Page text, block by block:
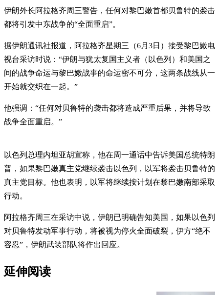
伊朗外长阿拉格齐周三警告，任何对黎巴嫩首都贝鲁特的袭击
都将引发中东战争的“全面重启”。
据伊朗通讯社报道，阿拉格齐星期三（6月3日）接受黎巴嫩电
视台采访时说：“伊朗与犹太复国主义者（以色列）和美国之
间的战争命运与黎巴嫩战事的命运密不可分，这两条战线从一
开始就交织在一起。”
他强调：“任何对贝鲁特的袭击都将造成严重后果，并将导致
战争全面重启。”
以色列总理内坦亚胡宣称，他在周一通话中告诉美国总统特朗
普，如果黎巴嫩真主党继续袭击以色列，以军将袭击贝鲁特的
真主党目标。他也表明，以军将继续按计划在黎巴嫩南部采取
行动。
阿拉格齐周三在采访中说，伊朗已明确告知美国，如果以色列
对贝鲁特发动军事行动，将被视为停火全面破裂，伊方“绝不
容忍”，伊朗武装部队将作出回应。
延伸阅读